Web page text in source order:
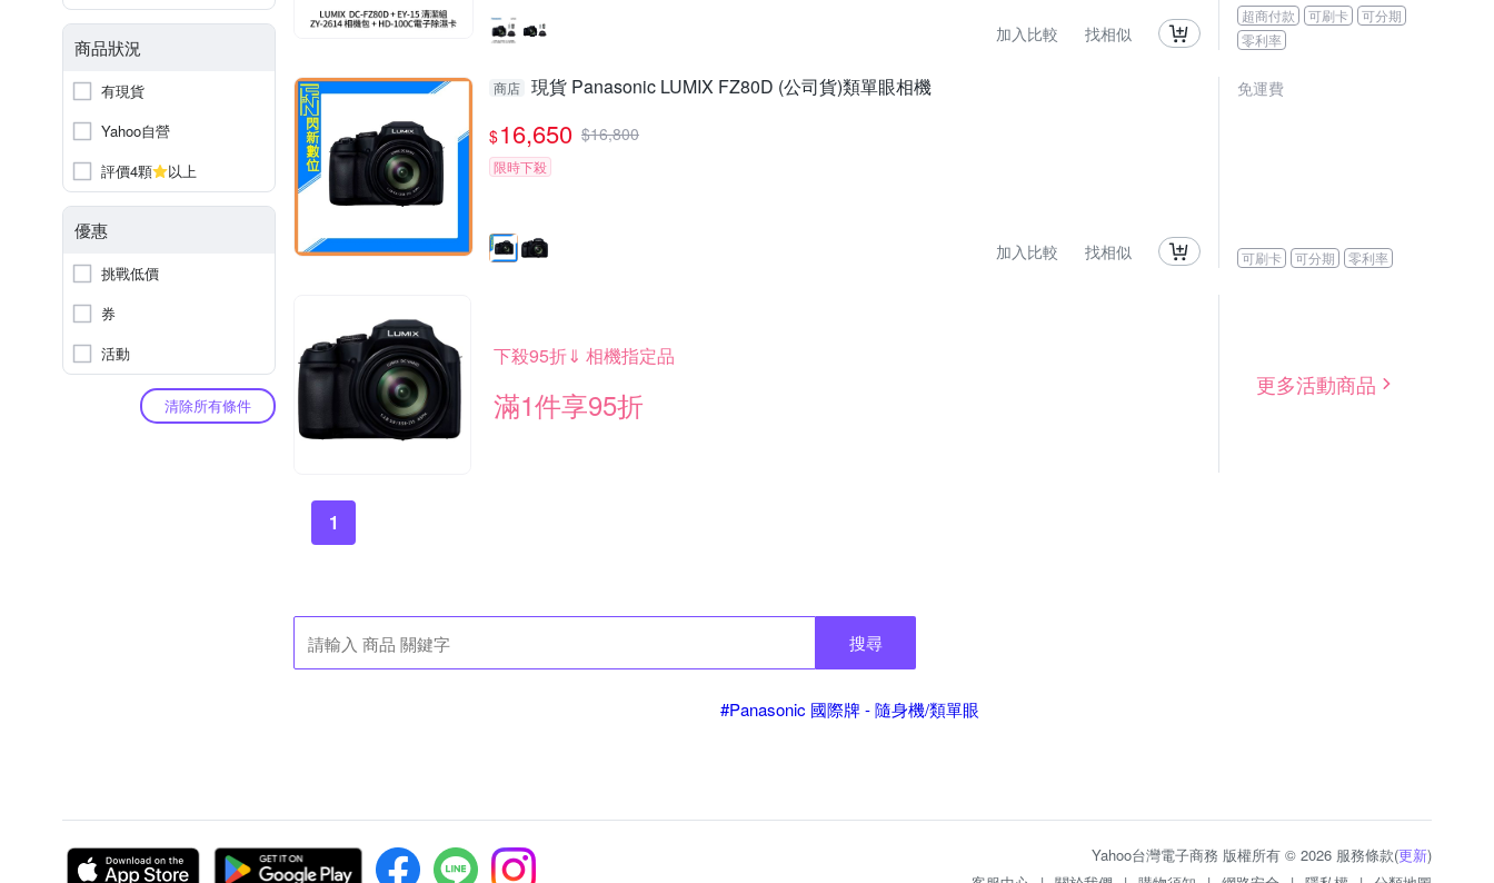
商品狀況
有現貨
Yahoo自營
評價4顆
以上
優惠
挑戰低價
券
活動
清除所有條件
加入比較 找相似
超商付款 可刷卡
可分期
零利率
商店 現貨 Panasonic LUMIX FZ80D (公司貨)類單眼相機
$16,650 $16,800
限時下殺
加入比較 找相似
免運費
可刷卡 可分期 零利率
下殺95折⇓ 相機指定品
滿1件享95折
更多活動商品
1
搜尋
#Panasonic 國際牌 - 隨身機/類單眼
Yahoo台灣電子商務 版權所有 © 2026 服務條款(更新)